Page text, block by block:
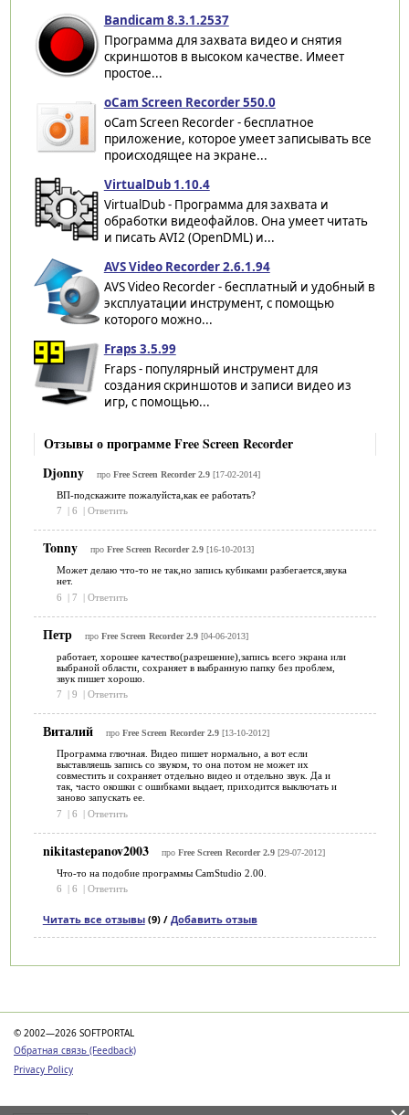
Bandicam 8.3.1.2537
Программа для захвата видео и снятия
скриншотов в высоком качестве. Имеет
простое...
oCam Screen Recorder 550.0
oCam Screen Recorder - бесплатное
приложение, которое умеет записывать все
происходящее на экране...
VirtualDub 1.10.4
VirtualDub - Программа для захвата и
обработки видеофайлов. Она умеет читать
и писать AVI2 (OpenDML) и...
AVS Video Recorder 2.6.1.94
AVS Video Recorder - бесплатный и удобный в
эксплуатации инструмент, с помощью
которого можно...
Fraps 3.5.99
Fraps - популярный инструмент для
создания скриншотов и записи видео из
игр, с помощью...
Отзывы о программе Free Screen Recorder
Djonny
про Free Screen Recorder 2.9[17-02-2014]
ВП-подскажите пожалуйста,как ее работать?
7
6 Ответить
Tonny про Free Screen Recorder 2.9[16-10-2013]
Может делаю что-то не так,но запись кубиками разбегается,звука
нет.
6
| 7 | Ответить
Петр про Free Screen Recorder 2.9[04-06-2013]
работает, хорошее качество(разрешение),запись всего экрана или
выбраной области, сохраняет в выбранную папку без проблем,
звук пишет хорошо.
7
9 Ответить
Виталий про Free Screen Recorder 2.9[13-10-2012]
Программа глючная. Видео пишет нормально, а вот если
выставляешь запись со звуком, то она потом не может их
совместить и сохраняет отдельно видео и отдельно звук. Да и
так, часто окошки с ошибками выдает, приходится выключать и
заново запускать ее.
7
| 6 | Ответить
nikitastepanov2003 про Free Screen Recorder 2.9[29-07-2012]
Что-то на подобие программы CamStudio 2.00.
6
6 Ответить
Читать все отзывы(9) / Добавить отзыв
© 2002—2026 SOFTPORTAL
Обратная связь (Feedback)
Privacy Policy